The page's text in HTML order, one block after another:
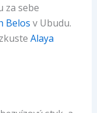
za sebe
Belos v Ubudu.
Alaya